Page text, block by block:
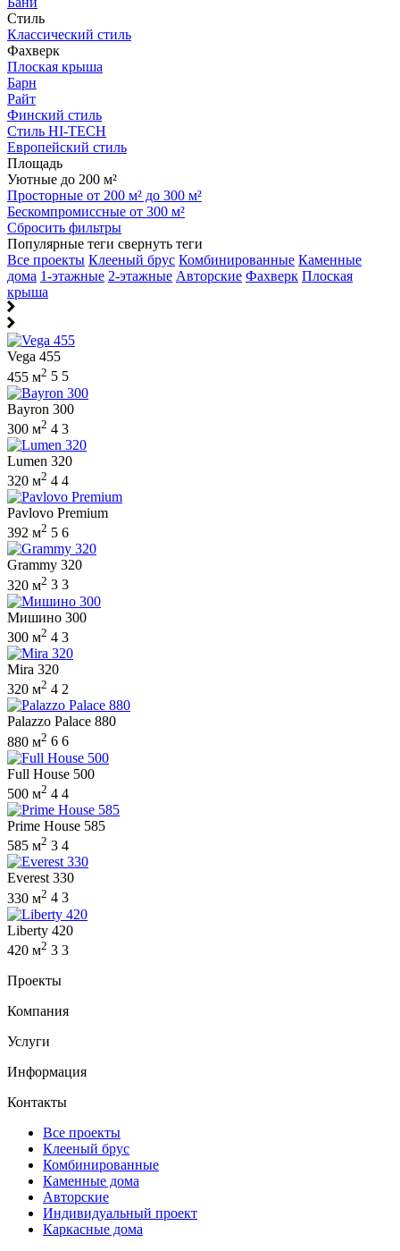
Стиль
Классический стиль
Фахверк
Плоская крыша
Барн
Райт
Финский стиль
Стиль HI-TECH
Европейский стиль
Площадь
Уютные до 200 м²
Просторные от 200 м² до 300 м²
Бескомпромиссные от 300 м²
Сбросить фильтры
Популярные теги свернуть теги
Все проекты Клееный брус Комбинированные Каменные
дома 1-этажные 2-этажные Авторские Фахверк Плоская
крыша
Vega 455
455 м2 5 5
Bayron 300
300 м2 4 3
Lumen 320
320 м2 4 4
Pavlovo Premium
392 м2 5 6
Grammy 320
320 м2 3 3
Мишино 300
300 м2 4 3
Mira 320
320 м2 4 2
Palazzo Palace 880
880 м2 6 6
Full House 500
500 м2 4 4
Prime House 585
585 м2 3 4
Everest 330
330 м2 4 3
Liberty 420
420 м2 3 3
Проекты
Компания
Услуги
Информация
Контакты
Все проекты
Клееный брус
Комбинированные
Каменные дома
Авторские
Индивидуальный проект
Каркасные дома